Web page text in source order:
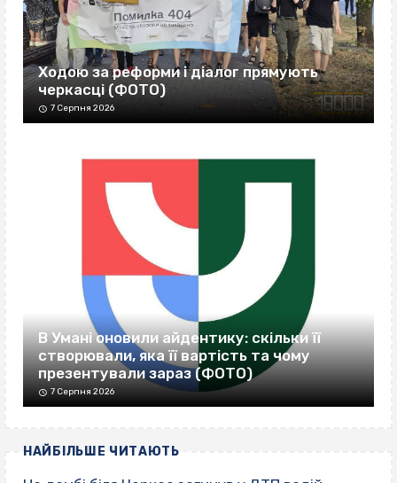
Ходою за реформи і діалог прямують
черкасці (ФОТО)
7 Серпня 2026
В Умані оновили айдентику: скільки її
створювали, яка її вартість та чому
презентували зараз (ФОТО)
7 Серпня 2026
НАЙБІЛЬШЕ ЧИТАЮТЬ